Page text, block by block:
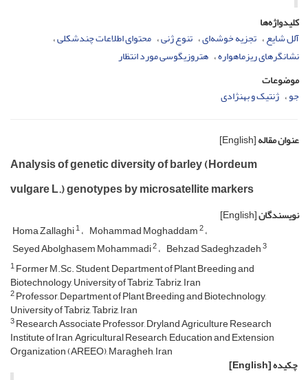
کلیدواژه‌ها
آلل شایع تجزیه خوشه‌ای تنوع ژنی محتوای اطلاعات چندشکلی
نشانگرهای ریزماهواره هتروزیگوسی مورد انتظار
موضوعات
جو ژنتیک و بهنژادی
عنوان مقاله[English]
Analysis of genetic diversity of barley (Hordeum
vulgare L.) genotypes by microsatellite markers
نویسندگان[English]
Homa Zallaghi1 Mohammad Moghaddam2
Seyed Abolghasem Mohammadi2 Behzad Sadeghzadeh3
1Former M.Sc. Student, Department of Plant Breeding and
Biotechnology, University of Tabriz, Tabriz, Iran
2Professor, Department of Plant Breeding and Biotechnology,
University of Tabriz, Tabriz, Iran
3Research Associate Professor, Dryland Agriculture Research
Institute of Iran, Agricultural Research, Education and Extension
Organization (AREEO), Maragheh, Iran
چکیده[English]